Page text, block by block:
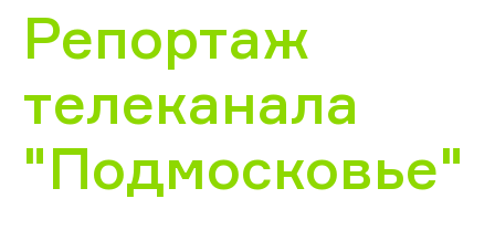
Репортаж
телеканала
"Подмосковье"